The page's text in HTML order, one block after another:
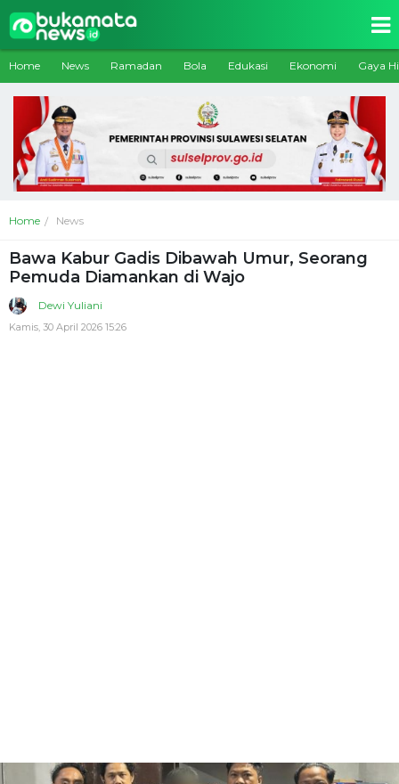
Home News Ramadan Bola Edukasi Ekonomi Gaya
Home News
Bawa Kabur Gadis Dibawah Umur, Seorang
Pemuda Diamankan di Wajo
Dewi Yuliani
Kamis, 30 April 2026 15:26